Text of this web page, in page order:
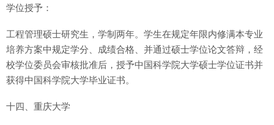
学位授予：
工程管理硕士研究生，学制两年。学生在规定年限内修满本专业
培养方案中规定学分、成绩合格、并通过硕士学位论文答辩，经
校学位委员会审核批准后，授予中国科学院大学硕士学位证书并
获得中国科学院大学毕业证书。
十四、重庆大学